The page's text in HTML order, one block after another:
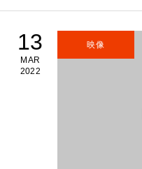
13
MAR
2022
映像